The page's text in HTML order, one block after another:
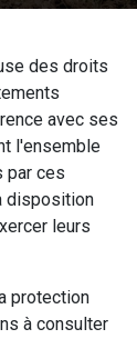
des droits
avec ses
l'ensemble
par ces
disposition
leurs
protection
à consulter